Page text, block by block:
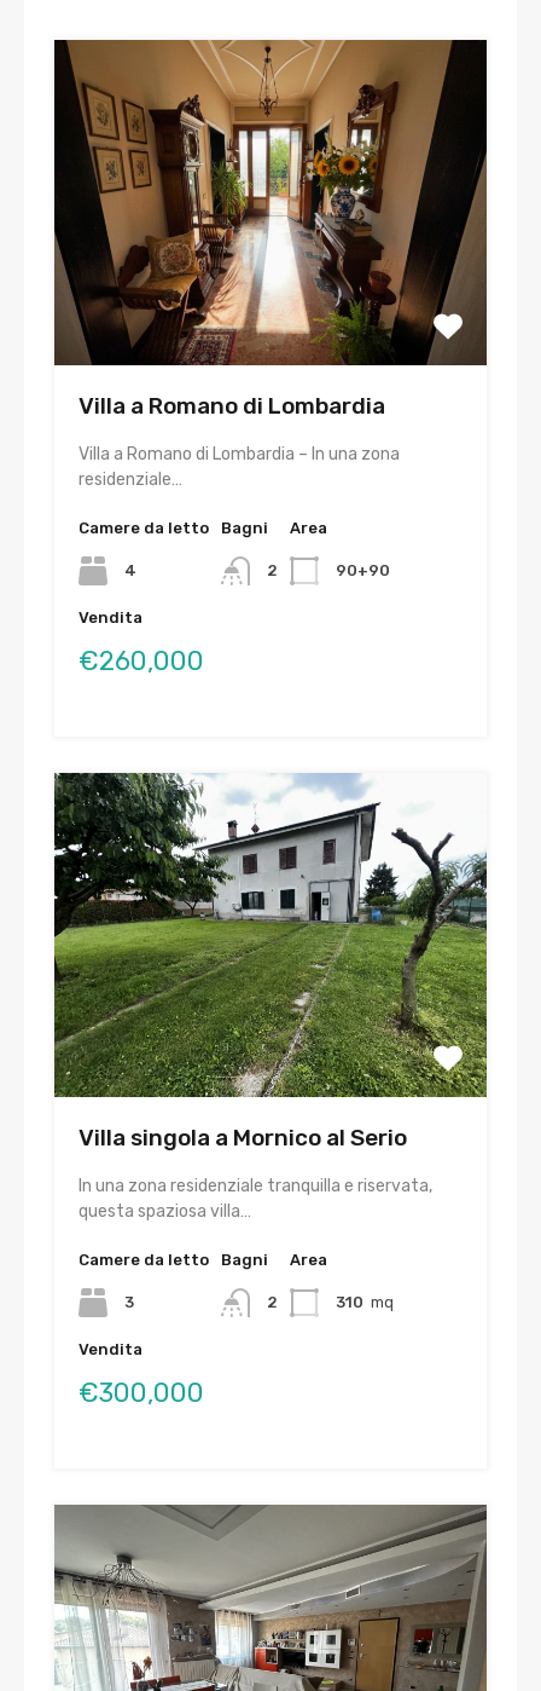
Villa a Romano di Lombardia
Villa a Romano di Lombardia – In una zona
residenziale…
Camere da letto
4
Bagni
2
Area
90+90
Vendita
€260,000
Villa singola a Mornico al Serio
In una zona residenziale tranquilla e riservata,
questa spaziosa villa…
Camere da letto
3
Bagni
2
Area
310 mq
Vendita
€300,000